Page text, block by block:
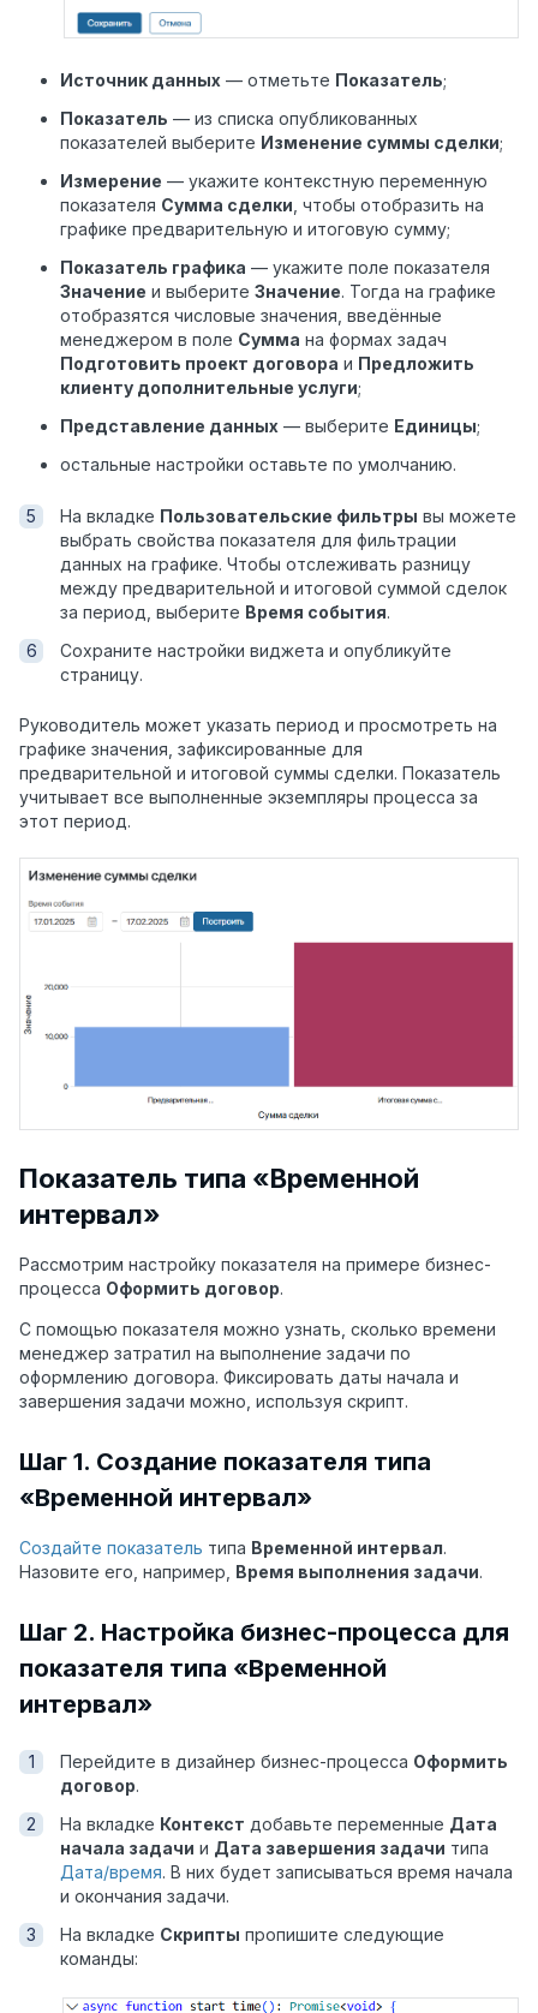
Источник данных — отметьте Показатель;
Показатель — из списка опубликованных
показателей выберите Изменение суммы сделки;
Измерение — укажите контекстную переменную
показателя Сумма сделки , чтобы отобразить на
графике предварительную и итоговую сумму;
Показатель графика — укажите поле показателя
Значение и выберите Значение. Тогда на графике
отобразятся числовые значения, введённые
менеджером в поле Сумма на формах задач
Подготовить проект договора и Предложить
клиенту дополнительные услуги;
Представление данных — выберите Единицы;
остальные настройки оставьте по умолчанию.
На вкладке Пользовательские фильтры вы можете
выбрать свойства показателя для фильтрации
данных на графике. Чтобы отслеживать разницу
между предварительной и итоговой суммой сделок
за период, выберите Время события.
Сохраните настройки виджета и опубликуйте
страницу.
Руководитель может указать период и просмотреть на
графике значения, зафиксированные для
предварительной и итоговой суммы сделки. Показатель
учитывает все выполненные экземпляры процесса за
этот период.
Показатель типа «Временной
интервал»
Рассмотрим настройку показателя на примере бизнес-
процесса Оформить договор.
С помощью показателя можно узнать, сколько времени
менеджер затратил на выполнение задачи по
оформлению договора. Фиксировать даты начала и
завершения задачи можно, используя скрипт.
Шаг 1. Создание показателя типа
«Временной интервал»
Создайте показатель типа Временной интервал.
Назовите его, например, Время выполнения задачи.
Шаг 2. Настройка бизнес-процесса для
показателя типа «Временной
интервал»
Перейдите в дизайнер бизнес-процесса Оформить
договор.
На вкладке Контекст добавьте переменные Дата
начала задачи и Дата завершения задачи типа
Дата/время. В них будет записываться время начала
и окончания задачи.
На вкладке Скрипты пропишите следующие
команды: